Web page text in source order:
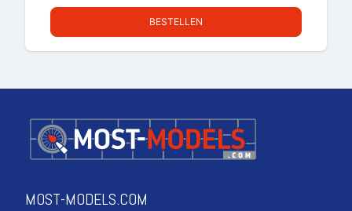
BESTELLEN
MOST-MODELS.COM